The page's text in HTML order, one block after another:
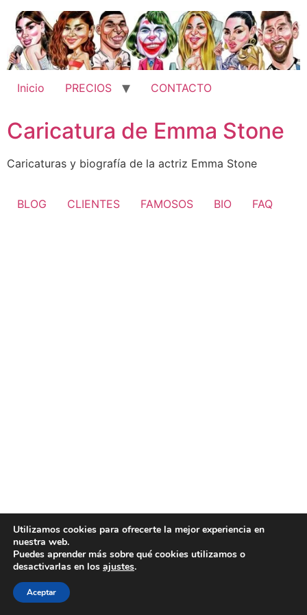
contenido
Inicio PRECIOS CONTACTO
Caricatura de Emma Stone
Caricaturas y biografía de la actriz Emma Stone
BLOG CLIENTES FAMOSOS BIO FAQ
Utilizamos cookies para ofrecerte la mejor experiencia en
nuestra web.
Puedes aprender más sobre qué cookies utilizamos o
desactivarlas en los ajustes.
Aceptar